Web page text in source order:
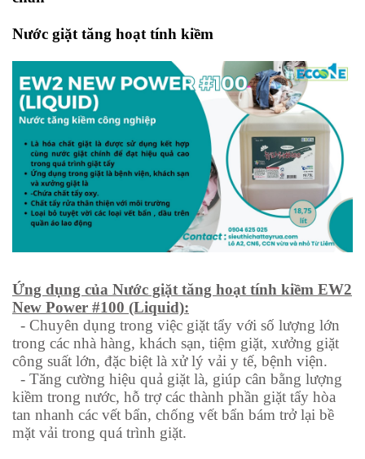
Nước giặt tăng hoạt tính kiềm
Ứng dụng của Nước giặt tăng hoạt tính kiềm EW2
New Power #100 (Liquid):
- Chuyên dụng trong việc giặt tẩy với số lượng lớn
trong các nhà hàng, khách sạn, tiệm giặt, xưởng giặt
công suất lớn, đặc biệt là xử lý vải y tế, bệnh viện.
- Tăng cường hiệu quả giặt là, giúp cân bằng lượng
kiềm trong nước, hỗ trợ các thành phần giặt tẩy hòa
tan nhanh các vết bẩn, chống vết bẩn bám trở lại bề
mặt vải trong quá trình giặt.